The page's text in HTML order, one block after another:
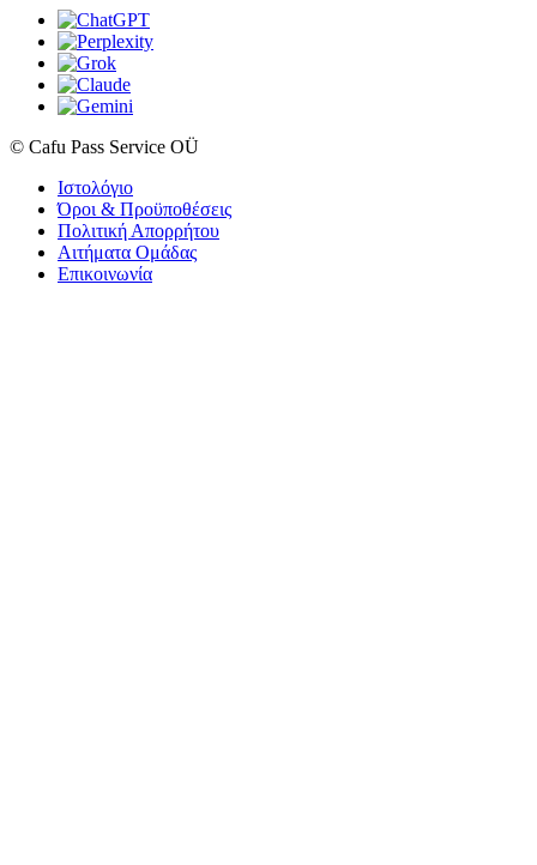
© Cafu Pass Service OÜ
Ιστολόγιο
Όροι & Προϋποθέσεις
Πολιτική Απορρήτου
Αιτήματα Ομάδας
Επικοινωνία